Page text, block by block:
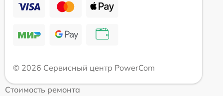
© 2026 Сервисный центр PowerCom
Стоимость ремонта